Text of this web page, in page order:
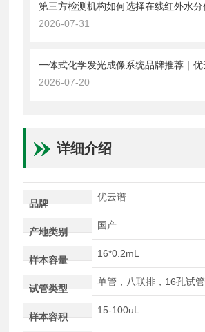
2026-07-31
2026-07-20
详细介绍
品牌
优云谱
产地类别
国产
样本容量
16*0.2mL
试管类型
单管，八联排，16孔试管
样本容积
15-100uL